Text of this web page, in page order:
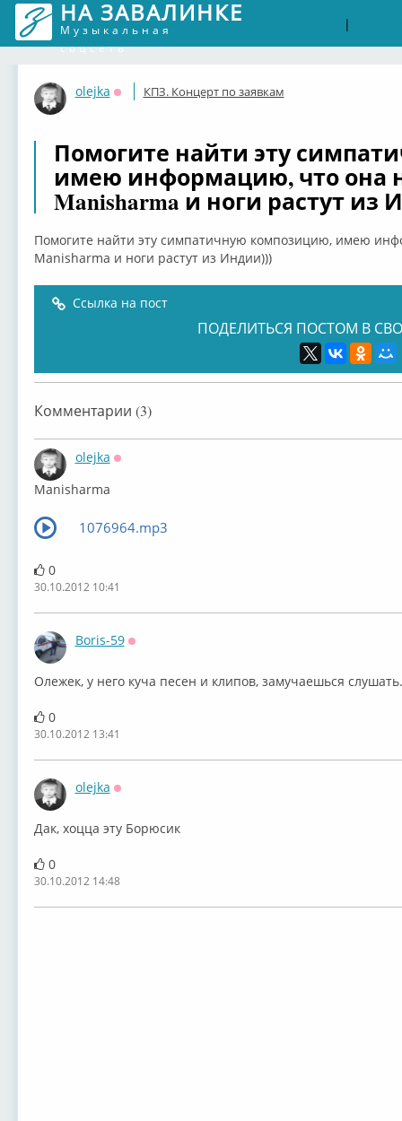
НА ЗАВАЛИНКЕ
Музыкальная
соцсеть
|
olejka
Оффлайн
КПЗ. Концерт по заявкам
Помогите найти эту
имею информацию, что она
Manisharma и ноги растут из
Помогите найти эту симпатичную композицию, имею
Manisharma и ноги растут из Индии)))
Ссылка на пост
ПОДЕЛИТЬСЯ ПОСТОМ В
Комментарии (3)
olejka
Manisharma
1076964.mp3
0
30.10.2012 10:41
Boris-59
Олежек, у него куча песен и клипов, замучаешься
0
30.10.2012 13:41
olejka
Дак, хоцца эту Борюсик
0
30.10.2012 14:48